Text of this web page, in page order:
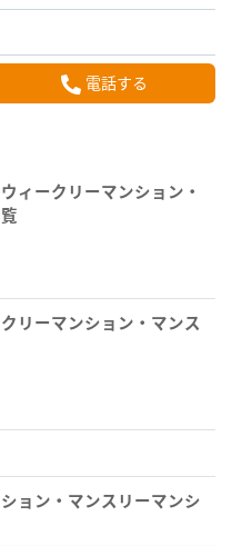
電話する
ィークリーマンション・
リーマンション・マンス
ョン・マンスリーマンシ